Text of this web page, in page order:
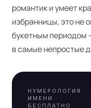
романтик и умеет
избранницы, это не
букетным периодом
в самые непростые
НУМЕРОЛОГИЯ
ИМЕНИ ·
БЕСПЛАТНО